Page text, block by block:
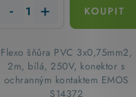
Flexo šňůra PVC 3x0,75mm2,
2m, bílá, 250V, konektor s
ochranným kontaktem EMOS
S14372